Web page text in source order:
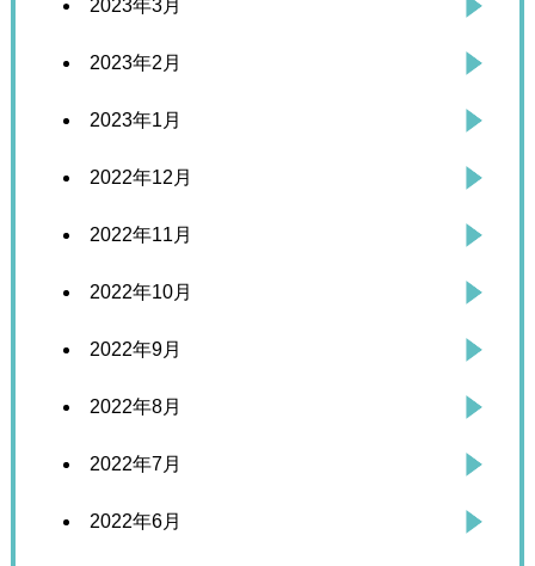
2023年3月
2023年2月
2023年1月
2022年12月
2022年11月
2022年10月
2022年9月
2022年8月
2022年7月
2022年6月